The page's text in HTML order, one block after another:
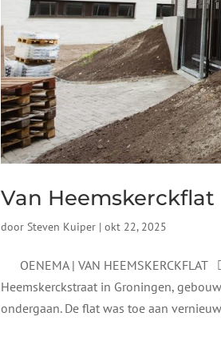
Van Heemskerckflat
doorSteven Kuiper |okt 22, 2025
OENEMA | VAN
Heemskerckstraat in Groningen,
ondergaan. De flat was toe aan